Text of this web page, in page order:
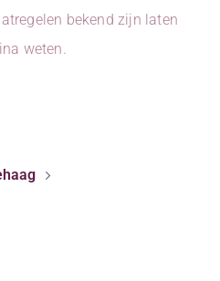
bekend zijn laten
weten.